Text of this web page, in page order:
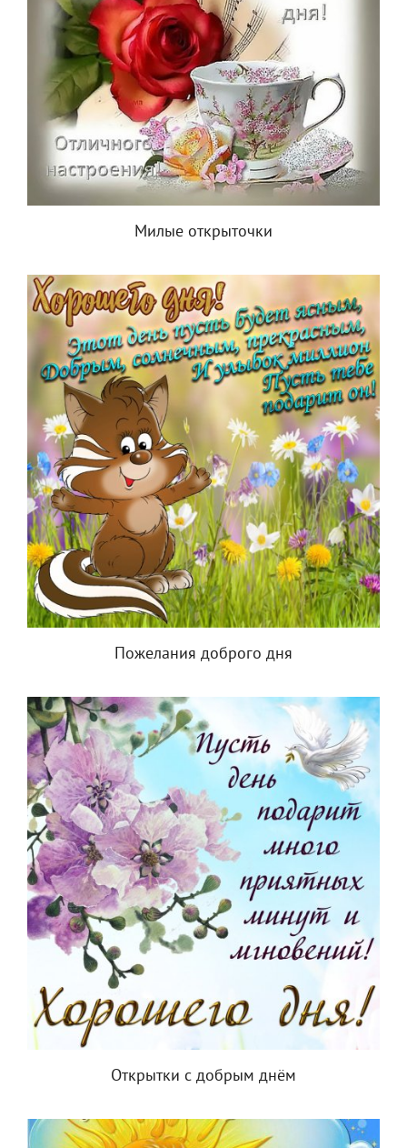
Милые открыточки
Пожелания доброго дня
Открытки с добрым днём